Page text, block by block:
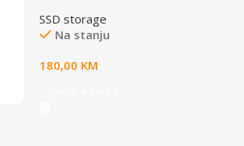
SSD storage
Na stanju
180,00 KM